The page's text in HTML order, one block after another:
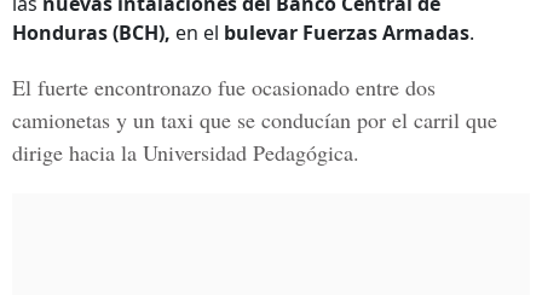
Honduras (BCH), en el bulevar Fuerzas Armadas.
El fuerte encontronazo fue ocasionado entre dos
camionetas y un taxi que se conducían por el carril que
dirige hacia la Universidad Pedagógica.